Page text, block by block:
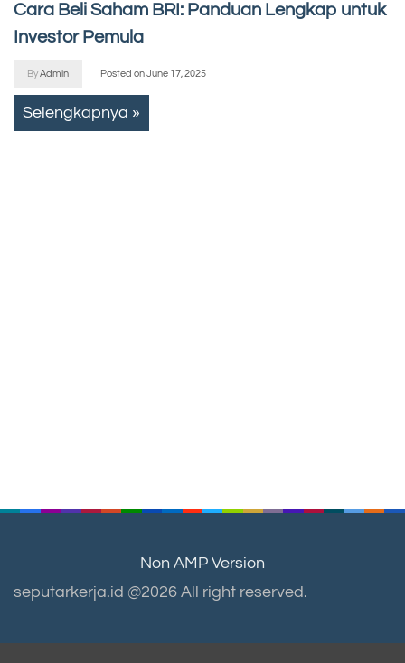
Cara Beli Saham BRI: Panduan Lengkap untuk
Investor Pemula
ByAdmin Posted onJune 17, 2025
Selengkapnya »
Non AMP Version
seputarkerja.id @2026 All right reserved.